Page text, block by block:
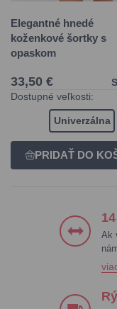
Elegantné hnedé
koženkové šortky s
opaskom
33,50 €
Dostupné veľkosti:
Univerzálna
Ak